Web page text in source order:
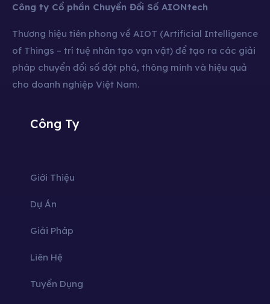
Công ty Cổ phần Chuyển Đổi Số AIONtech
Thương hiệu tiên phong về AIOT (Artificial Intelligence
of Things – trí tuệ nhân tạo vạn vật) để tạo ra các giải
pháp chuyển đổi số đột phá, thông minh và hiệu quả
cho doanh nghiệp Việt Nam.
Công Ty
Giới Thiệu
Dự Án
Giải Pháp
Liên Hệ
Tuyển Dụng